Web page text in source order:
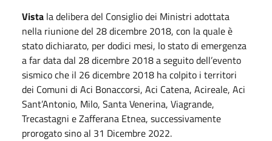
Vista la delibera del Consiglio dei Ministri adottata
nella riunione del 28 dicembre 2018, con la quale è
stato dichiarato, per dodici mesi, lo stato di emergenza
a far data dal 28 dicembre 2018 a seguito dell’evento
sismico che il 26 dicembre 2018 ha colpito i territori
dei Comuni di Aci Bonaccorsi, Aci Catena, Acireale, Aci
Sant’Antonio, Milo, Santa Venerina, Viagrande,
Trecastagni e Zafferana Etnea, successivamente
prorogato sino al 31 Dicembre 2022.